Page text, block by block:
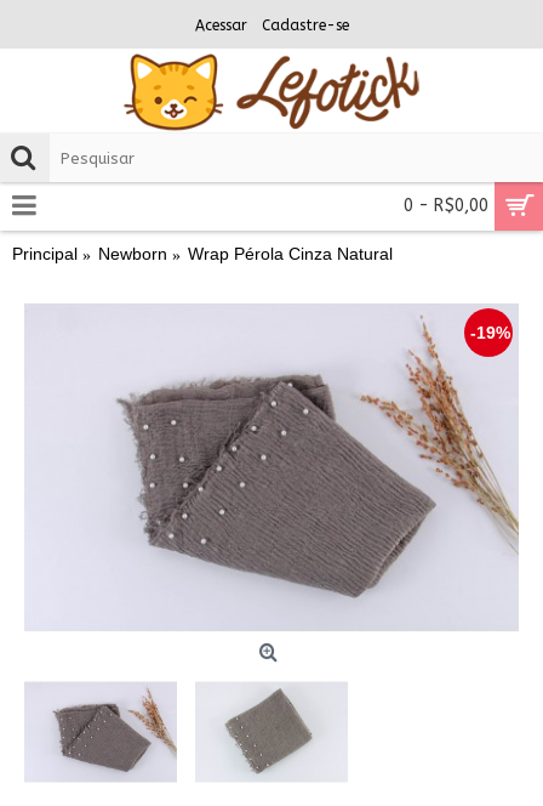
Acessar Cadastre-se
0 - R$0,00
Principal Newborn Wrap Pérola Cinza Natural
-19%